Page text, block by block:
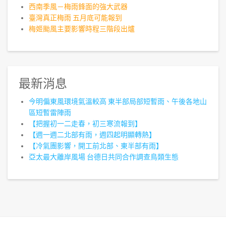
西南季風－梅雨鋒面的強大武器
臺灣真正梅雨 五月底可能報到
梅姬颱風主要影響時程三階段出爐
最新消息
今明偏東風環境氣溫較高 東半部局部短暫雨、午後各地山
區短暫雷陣雨
【把握初一二走春，初三寒流報到】
【週一週二北部有雨，週四起明顯轉熱】
【冷氣團影響，開工前北部、東半部有雨】
亞太最大離岸風場 台德日共同合作調查鳥類生態